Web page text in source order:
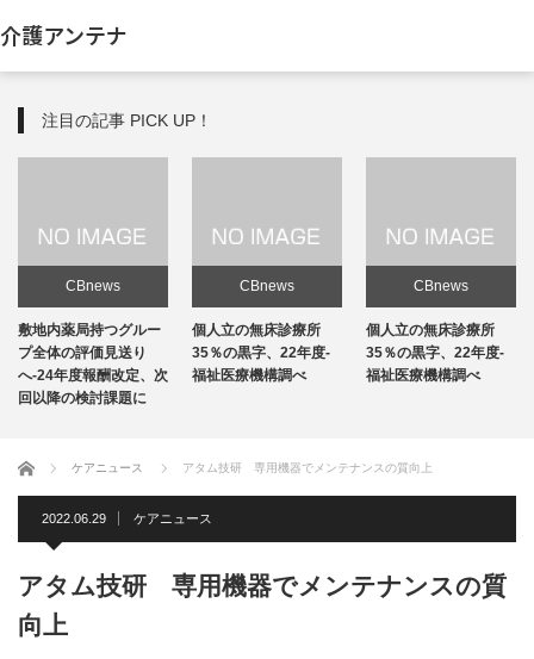
介護アンテナ
注目の記事 PICK UP！
CBnews
敷地内薬局持つグルー
プ全体の評価見送り
へ-24年度報酬改定、次
回以降の検討課題に
CBnews
個人立の無床診療所
35％の黒字、22年度-
福祉医療機構調べ
CBnews
個人立の無床診療所
35％の黒字、22年度-
福祉医療機構調べ
ホーム ケアニュース アタム技研 専用機器でメンテナンスの質向上
2022.06.29 ケアニュース
アタム技研 専用機器でメンテナンスの質
向上